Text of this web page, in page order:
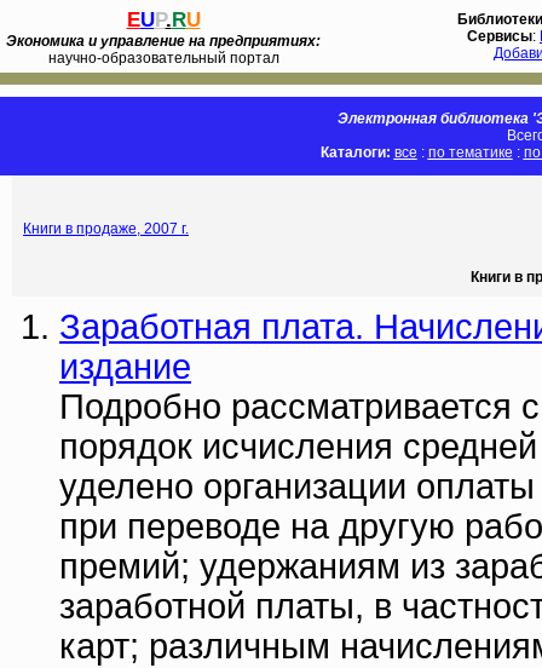
EUP.RU
Экономика и управление на предприятиях:
научно-образовательный портал
Библиотеки
Сервисы:
Электронная библиотека
Каталоги: все : по тематике :
Книги в продаже, 2007 г.
Книги в
Заработная плата.
издание
Подробно рассматривается
порядок исчисления
уделено организации
при переводе на другую
премий; удержаниям из
заработной платы, в
карт; различным